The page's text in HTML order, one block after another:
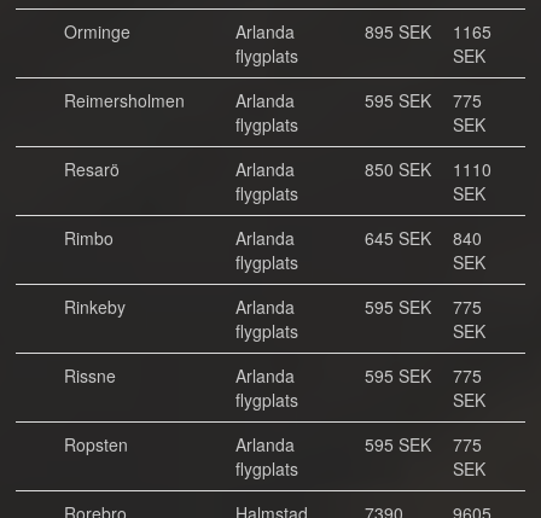
Orminge
Arlanda
flygplats
895 SEK
1165
SEK
Reimersholmen
Arlanda
flygplats
595 SEK
775
SEK
Resarö
Arlanda
flygplats
850 SEK
1110
SEK
Rimbo
Arlanda
flygplats
645 SEK
840
SEK
Rinkeby
Arlanda
flygplats
595 SEK
775
SEK
Rissne
Arlanda
flygplats
595 SEK
775
SEK
Ropsten
Arlanda
flygplats
595 SEK
775
SEK
Rorebro
Halmstad 7390 9605